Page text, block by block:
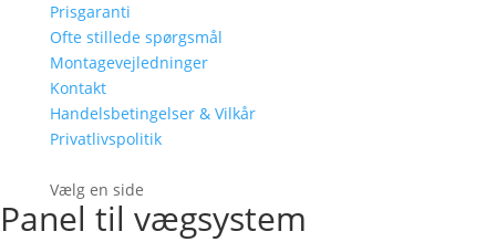
Prisgaranti
Ofte stillede spørgsmål
Montagevejledninger
Kontakt
Handelsbetingelser & Vilkår
Privatlivspolitik
Vælg en side
Panel til vægsystem